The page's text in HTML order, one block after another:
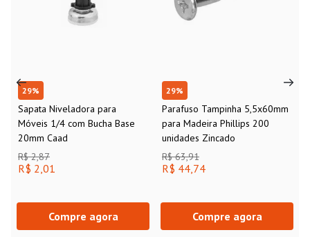
29%
Sapata Niveladora para
Móveis 1/4 com Bucha Base
20mm Caad
R$ 2,87
R$ 2,01
Compre agora
29%
Parafuso Tampinha 5,5x60mm
para Madeira Phillips 200
unidades Zincado
R$ 63,91
R$ 44,74
Compre agora